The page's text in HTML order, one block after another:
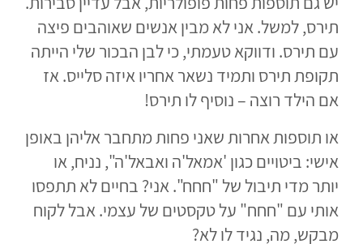
תירס, למשל. אני לא מבין אנשים שאוהבים פיצה
עם תירס. ודווקא טעמתי, כי לבן הבכור שלי הייתה
תקופת תירס ותמיד נשאר אחריו איזה סלייס. אז
אם הילד רוצה – נוסיף לו תירס!
או תוספות אחרות שאני פחות מתחבר אליהן באופן
אישי: ביטויים כגון 'אמאל'ה ואבאל'ה", נניח, או
יותר מדי תיבול של "חחח". אני? בחיים לא תתפסו
אותי עם "חחח" על טקסטים של עצמי. אבל לקוח
מבקש, מה, נגיד לו לא?